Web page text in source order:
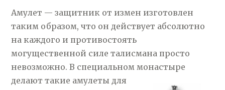
Амулет — защитник от измен изготовлен
таким образом, что он действует абсолютно
на каждого и противостоять
могущественной силе талисмана просто
невозможно. В специальном монастыре
делают такие амулеты для